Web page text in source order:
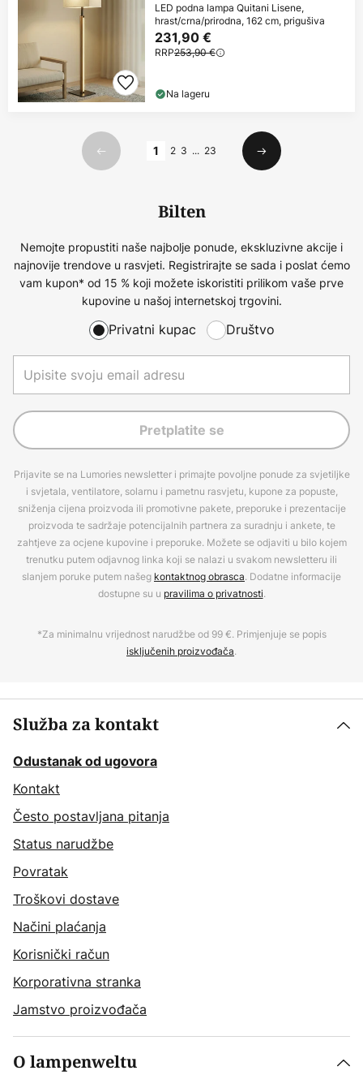
LED podna lampa Quitani Lisene,
hrast/crna/prirodna, 162 cm, prigušiva
231,90 €
RRP253,90 €
Na lageru
Prethodno
1 2 3 ... 23
Sljedeći
Bilten
Nemojte propustiti naše najbolje ponude, ekskluzivne akcije i
najnovije trendove u rasvjeti. Registrirajte se sada i poslat ćemo
vam kupon* od 15 % koji možete iskoristiti prilikom vaše prve
kupovine u našoj internetskoj trgovini.
Privatni kupac Društvo
Pretplatite se
Prijavite se na Lumories newsletter i primajte povoljne ponude za svjetiljke
i svjetala, ventilatore, solarnu i pametnu rasvjetu, kupone za popuste,
sniženja cijena proizvoda ili promotivne pakete, preporuke i prezentacije
proizvoda te sadržaje potencijalnih partnera za suradnju i ankete, te
zahtjeve za ocjene kupovine i preporuke. Možete se odjaviti u bilo kojem
trenutku putem odjavnog linka koji se nalazi u svakom newsletteru ili
slanjem poruke putem našeg kontaktnog obrasca. Dodatne informacije
dostupne su u pravilima o privatnosti.
*Za minimalnu vrijednost narudžbe od 99 €. Primjenjuje se popis
isključenih proizvođača.
Služba za kontakt
Odustanak od ugovora
Kontakt
Često postavljana pitanja
Status narudžbe
Povratak
Troškovi dostave
Načini plaćanja
Korisnički račun
Korporativna stranka
Jamstvo proizvođača
O lampenweltu